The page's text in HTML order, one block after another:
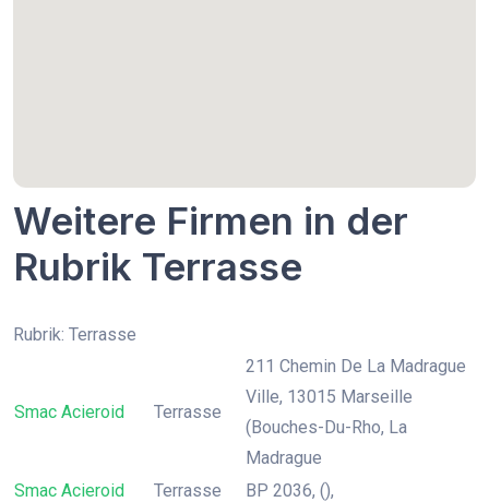
Weitere Firmen in der
Rubrik Terrasse
Rubrik: Terrasse
Smac Acieroid Terrasse
211 Chemin De La Madrague
Ville, 13015 Marseille
(Bouches-Du-Rho, La
Madrague
Smac Acieroid
Terrasse BP 2036, (),